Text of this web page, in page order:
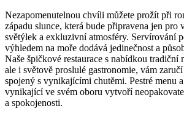
Nezapomenutelnou chvíli ⁣můžete prožít při
západu slunce, která bude připravena jen pro
světýlek a exkluzivní atmosféry. Servírování
výhledem na ‍moře dodává⁤ jedinečnost a
Naše⁢ špičkové restaurace s nabídkou tradiční
ale i světově proslulé gastronomie, vám
spojený s vynikajícími chutěmi. Pestré menu
vynikající ve ⁤svém oboru vytvoří
a spokojenosti.